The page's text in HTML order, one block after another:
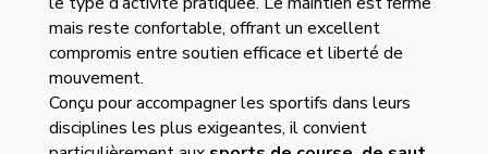
mais reste confortable, offrant un excellent
compromis entre soutien efficace et liberté de
mouvement.
Conçu pour accompagner les sportifs dans leurs
disciplines les plus exigeantes, il convient